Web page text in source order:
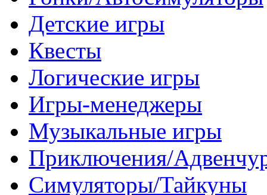
Детские игры
Квесты
Логические игры
Игры-менеджеры
Музыкальные игры
Приключения/
Симуляторы/Тайкуны